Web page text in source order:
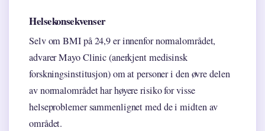
Helsekonsekvenser
Selv om BMI på 24,9 er innenfor normalområdet,
advarer Mayo Clinic (anerkjent medisinsk
forskningsinstitusjon) om at personer i den øvre delen
av normalområdet har høyere risiko for visse
helseproblemer sammenlignet med de i midten av
området.